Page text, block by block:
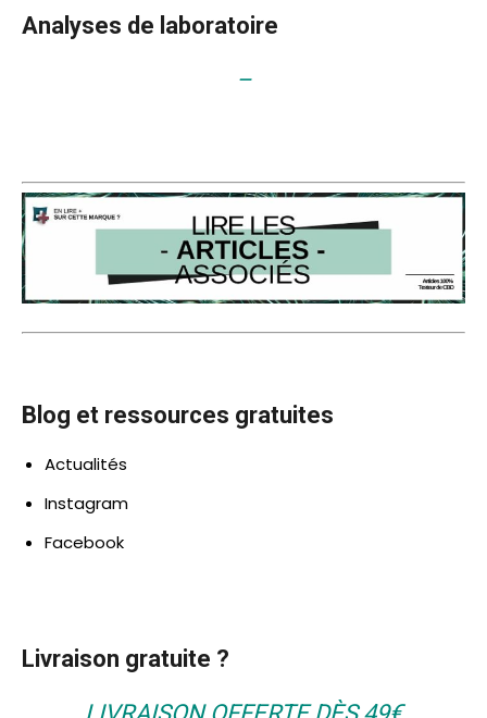
Analyses de laboratoire
–
Blog et ressources gratuites
Actualités
Instagram
Facebook
Livraison gratuite ?